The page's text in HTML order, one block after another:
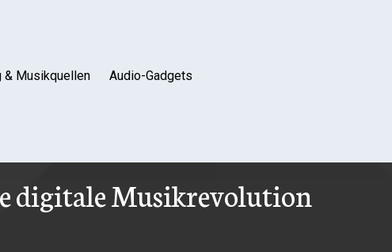
& Musikquellen Audio-Gadgets
digitale Musikrevolution